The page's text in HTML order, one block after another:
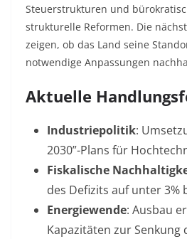
Steuerstrukturen und
strukturelle Reformen. Die
zeigen, ob das Land seine
notwendige Anpassungen
Aktuelle
Industriepolitik:
2030”-Plans für
Fiskalische
des Defizits auf unter 3%
Energiewende: Ausbau
Kapazitäten zur Senkung